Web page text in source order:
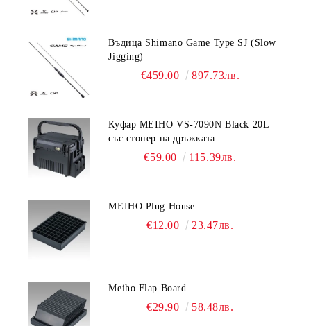
Въдица Shimano Game Type SJ (Slow
Jigging)
€459.00 897.73лв.
Куфар MEIHO VS-7090N Black 20L
със стопер на дръжката
€59.00 115.39лв.
MEIHO Plug House
€12.00 23.47лв.
Meiho Flap Board
€29.90 58.48лв.